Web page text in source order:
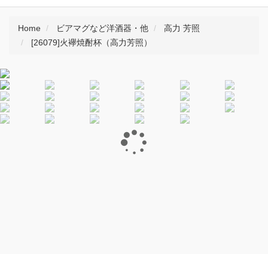
Home ビアマグなど洋酒器・他
高力 芳照
[26079]火襷焼酎杯（高力芳照）